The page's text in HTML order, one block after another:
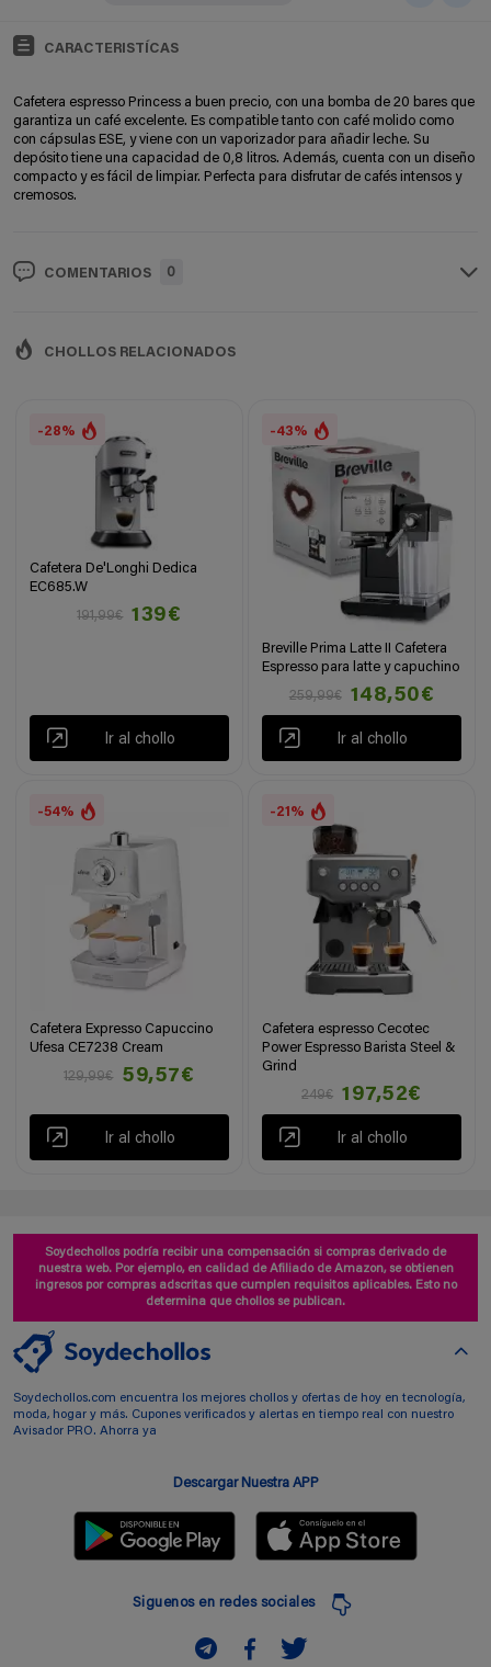
CARACTERISTÍCAS
Cafetera espresso Princess a buen precio, con una bomba de 20 bares que
garantiza un café excelente. Es compatible tanto con café molido como
con cápsulas ESE, y viene con un vaporizador para añadir leche. Su
depósito tiene una capacidad de 0,8 litros. Además, cuenta con un diseño
compacto y es fácil de limpiar. Perfecta para disfrutar de cafés intensos y
cremosos.
COMENTARIOS 0
CHOLLOS RELACIONADOS
-28%
Cafetera De'Longhi Dedica
EC685.W
191,99€
139€
Ir al chollo
-43%
Breville Prima Latte II Cafetera
Espresso para latte y capuchino
259,99€
148,50€
Ir al chollo
-54%
Cafetera Expresso Capuccino
Ufesa CE7238 Cream
129,99€
59,57€
Ir al chollo
-21%
Cafetera espresso Cecotec
Power Espresso Barista Steel &
Grind
249€
197,52€
Ir al chollo
Soydechollos podría recibir una compensación si compras derivado de
nuestra web. Por ejemplo, en calidad de Afiliado de Amazon, se obtienen
ingresos por compras adscritas que cumplen requisitos aplicables. Esto no
determina que chollos se publican.
Soydechollos.com encuentra los mejores chollos y ofertas de hoy en tecnología,
moda, hogar y más. Cupones verificados y alertas en tiempo real con nuestro
Avisador PRO. Ahorra ya
Descargar Nuestra APP
Siguenos en redes sociales